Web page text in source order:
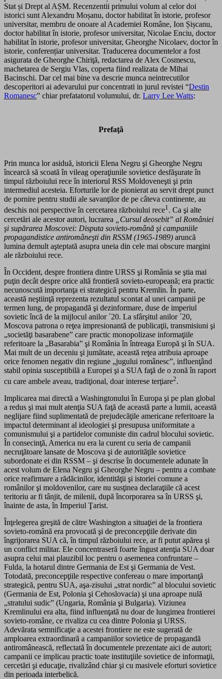
Stat și Drept al AȘM. Recenzentii primului volum al celor doi
istorici sunt Alexandru Moșanu, doctor habilitat în istorie, profesor
universitar, membru de onoare al Academiei Române, Ion Șișcanu,
doctor habilitat în istorie, profesor universitar, Nicolae Enciu, doctor
habilitat în istorie, profesor universitar, Gheorghe Nicolaev, doctor în
istorie, conferențiar universitar. Traducerea documentelor a fost
asigurata de Gheorghe Chiriţă, redactarea de Alex Cosmescu,
machetarea de Sergiu Vlas, coperta fiind realizata de Mihai
Bacinschi. Dar cel mai bine va descrie munca neintrecutilor
descoperitori ai adevarului pur concentrati in jurul revistei “Destin
Romanesc” chiar prefatatorul volumului, dr. Larry Lee Watts:
Prefaţă
Prin munca lor asiduă, istoricii Elena Negru şi Gheorghe Negru
încearcă să scoată în vileag operaţiunile sovietice desfăşurate în
timpul războiului rece în interiorul RSS Moldoveneşti şi prin
intermediul acesteia. Eforturile lor de pionierat au servit drept punct
de pornire pentru studii ale savanţilor de pe câteva continente, au
deschis noi perspective în cercetarea războiului rece1. Ca şi alte
cercetări ale acestor autori, lucrarea
„Cursul deosebit” al României
şi supărarea Moscovei: Disputa sovieto-română şi campaniile
propagandistice antiromâneşti din RSSM (1965-1989) aruncă
lumina demult aşteptată asupra uneia din cele mai obscure margini
ale războiului rece.
În Occident, despre frontiera dintre URSS şi România se ştia mai
puţin decât despre orice altă frontieră sovieto-europeană; era practic
necunoscută importanţa ei strategică pentru Kremlin. În parte,
această neştiinţă reprezenta rezultatul scontat al unei campanii pe
termen lung, de propagandă şi dezinformare, duse de imperiul
sovietic încă de la mijlocul anilor ´20. La sfârşitul anilor ´20,
Moscova patrona o reţea impresionantă de publicaţii, transmisiuni şi
„societăţi basarabene” care practic monopolizase informaţiile
referitoare la „Basarabia” şi România în întreaga Europă şi în SUA.
Mai mult de un deceniu şi jumătate, această reţea atribuia aproape
orice fenomen negativ din regiune „jugului românesc”, influenţând
stabil opinia susceptibilă a Europei şi a SUA faţă de o zonă în raport
cu care ambele aveau, tradiţional, doar interese terţiare2.
Implicarea mai directă a Washingtonului în Europa şi pe plan global
a redus şi mai mult atenţia SUA faţă de această parte a lumii, această
neglijare fiind suplimentată de prejudecăţile americane referitoare la
impactul determinant al ideologiei şi presupusa uniformitate a
comunismului şi a partidelor comuniste din cadrul blocului sovietic.
În consecinţă, America nu era la curent cu seria de campanii
necruţătoare lansate de Moscova şi de autorităţile sovietice
subordonate ei din RSSM – şi descrise în documentele adunate în
acest volum de Elena Negru şi Gheorghe Negru – pentru a combate
orice reafirmare a rădăcinilor, identităţii şi istoriei comune a
românilor şi moldovenilor, care nu susţinea declaraţiile că acest
teritoriu ar fi tânjit, de milenii, după încorporarea sa în URSS şi,
înainte de asta, în Imperiul Ţarist.
Înţelegerea greşită de către Washington a situaţiei de la frontiera
sovieto-română era provocată şi de preconcepţiile derivate din
îngrijorarea SUA că, în timpul războiului rece, ar fi putut apărea şi
un conflict militar. Ele concentraseră foarte îngust atenţia SUA doar
asupra celui mai plauzibil loc pentru o asemenea confruntare –
Fulda, la hotarul dintre Germania de Est şi Germania de Vest.
Totodată, preconcepţiile respective confereau o mare importanţă
strategică, pentru SUA, aşa-zisului „strat nordic” al blocului sovietic
(Germania de Est, Polonia şi Cehoslovacia) şi una aproape nulă
„stratului sudic” (Ungaria, România şi Bulgaria). Viziunea
Kremlinului era alta, fiind influenţată nu doar de lungimea frontierei
sovieto-române, ce rivaliza cu cea dintre Polonia şi URSS.
Adevărata semnificaţie a acestei frontiere ne este sugerată de
amploarea extraordinară a campaniilor sovietice de propagandă
antiromânească, reflectată în documentele prezentate aici de autori;
campanii ce implicau practic toate instituţiile sovietice de informaţii,
cercetări şi educaţie, rivalizând chiar şi cu masivele eforturi sovietice
din perioada interbelică.